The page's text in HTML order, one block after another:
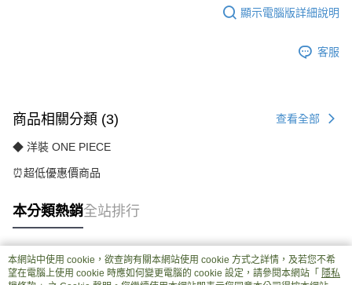
顯示電腦版詳細說明
客服
商品相關分類 (3) 查看全部
◆ 洋裝 ONE PIECE
⏰超低優惠價商品
本分類熱銷全站排行
熱門標籤
本網站中使用 cookie，欲查詢有關本網站使用 cookie 方式之詳情，及若您不希
望在電腦上使用 cookie 時應如何變更電腦的 cookie 設定，請參閱本網站「 隱私